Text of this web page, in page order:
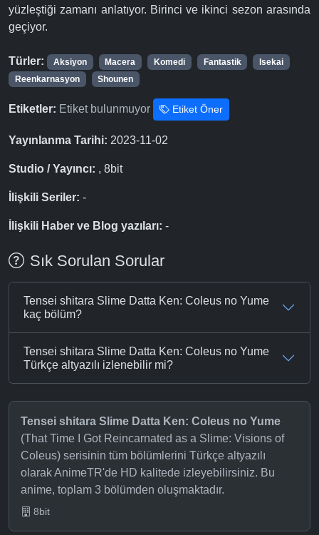
yüzleştiği zamanı anlatıyor. Birinci ve ikinci sezon arasında
geçiyor.
Türler: Aksiyon Macera Komedi Fantastik
Isekai
Reenkarnasyon
Shounen
Etiketler: Etiket bulunmuyor Etiket Öner
Yayınlanma Tarihi: 2023-11-02
Studio / Yayıncı: , 8bit
İlişkili Seriler: -
İlişkili Haber ve Blog yazıları: -
Sık Sorulan Sorular
Tensei shitara Slime Datta Ken: Coleus no Yume
kaç bölüm?
Tensei shitara Slime Datta Ken: Coleus no Yume
Türkçe altyazılı izlenebilir mi?
Tensei shitara Slime Datta Ken: Coleus no Yume
(That Time I Got Reincarnated as a Slime: Visions of
Coleus) serisinin tüm bölümlerini Türkçe altyazılı
olarak AnimeTR'de HD kalitede izleyebilirsiniz. Bu
anime, toplam 3 bölümden oluşmaktadır.
8bit